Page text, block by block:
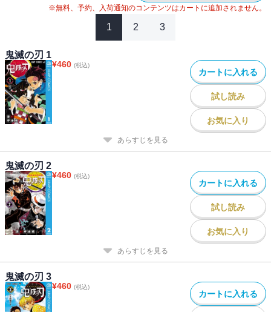
※無料、予約、入荷通知のコンテンツはカートに追加されません。
1 2 3
鬼滅の刃 1
¥460 (税込)
カートに入れる
試し読み
お気に入り
あらすじを見る
鬼滅の刃 2
¥460 (税込)
カートに入れる
試し読み
お気に入り
あらすじを見る
鬼滅の刃 3
¥460 (税込)
カートに入れる